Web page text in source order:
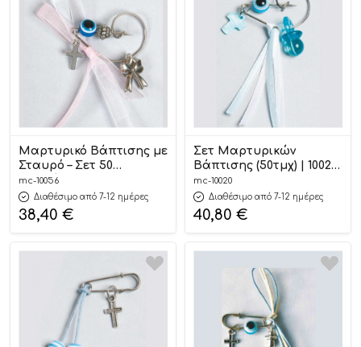
Μαρτυρικό Βάπτισης με
Σταυρό – Σετ 50
Τεμαχίων | 10056
Mouchtaris
mc-10056
Διαθέσιμο από 7-12 ημέρες
38,40 €
Σετ Μαρτυρικών
Βάπτισης (50τμχ) | 10020
Mouchtaris
mc-10020
Διαθέσιμο από 7-12 ημέρες
40,80 €